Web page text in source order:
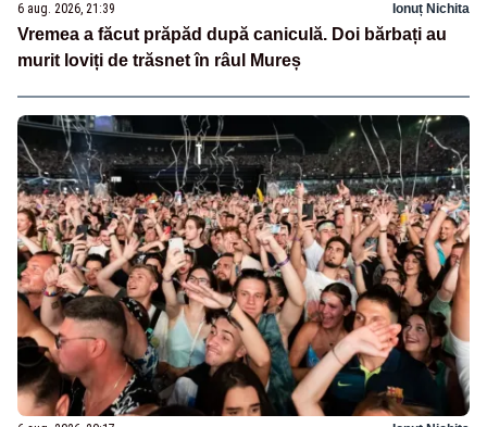
6 aug. 2026, 21:39 Ionuț Nichita
Vremea a făcut prăpăd după caniculă. Doi bărbați au
murit loviți de trăsnet în râul Mureș